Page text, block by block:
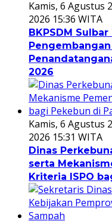
Kamis, 6 Agustus
2026 15:36 WITA
BKPSDM
2026
Kamis, 6 Agustus
2026 15:31 WITA
Dinas
serta
Kriteria ISPO